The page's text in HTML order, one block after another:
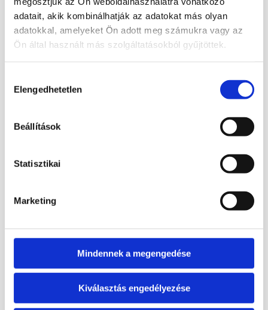
adatait, akik kombinálhatják az adatokat más olyan
adatokkal, amelyeket Ön adott meg számukra vagy az
Ön által használt más szolgáltatásokból gyűjtöttek.
kiválasztása
Elengedhetetlen
Beállítások
Statisztikai
Marketing
Mindennek a megengedése
Kiválasztás engedélyezése
védenek és emelik az ünnepi
hangulatot.
Mérete: 6,2 cm
valódi ásványból készült, ünnepi
Kapcsolódó termékek
7 900Ft
Bővebb információ
Kosárba
7 900
Bővebb információ
Kosárba